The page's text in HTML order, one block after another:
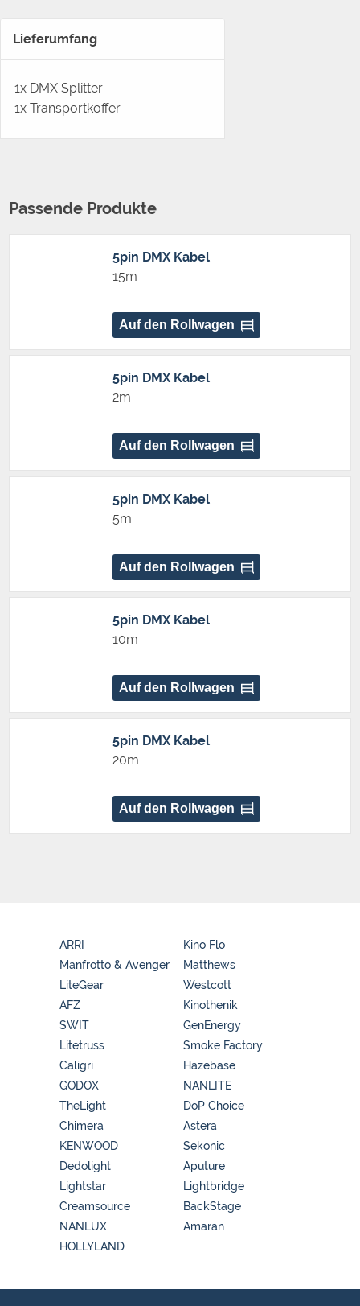
Lieferumfang
1x DMX Splitter
1x Transportkoffer
Passende Produkte
5pin DMX Kabel
15m
Auf den Rollwagen
5pin DMX Kabel
2m
Auf den Rollwagen
5pin DMX Kabel
5m
Auf den Rollwagen
5pin DMX Kabel
10m
Auf den Rollwagen
5pin DMX Kabel
20m
Auf den Rollwagen
ARRI
Manfrotto & Avenger
LiteGear
AFZ
SWIT
Litetruss
Caligri
GODOX
Kino Flo
Matthews
Westcott
Kinothenik
GenEnergy
Smoke Factory
Hazebase
NANLITE
TheLight
Chimera
KENWOOD
Dedolight
Lightstar
Creamsource
NANLUX
HOLLYLAND
DoP Choice
Astera
Sekonic
Aputure
Lightbridge
BackStage
Amaran